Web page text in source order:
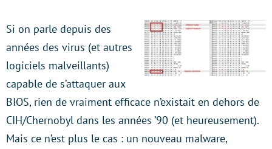
Si on parle depuis des
années des virus (et autres
logiciels malveillants)
capable de s’attaquer aux
BIOS, rien de vraiment efficace n’existait en dehors de
CIH/Chernobyl dans les années ’90 (et heureusement).
Mais ce n’est plus le cas : un nouveau malware,